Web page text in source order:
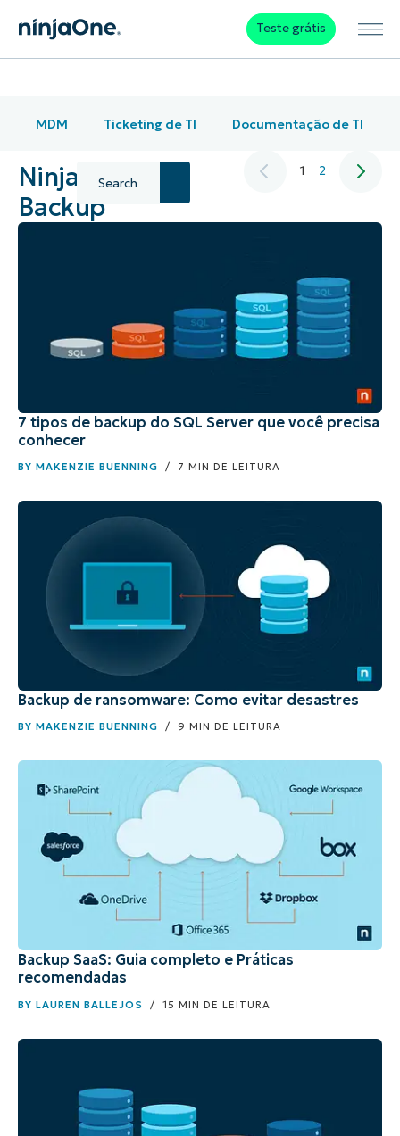
Teste grátis
MDM Ticketing de TI Documentação de TI
NinjaOne
Backup
7 tipos de backup do SQL Server que você precisa
conhecer
BY MAKENZIE BUENNING / 7 MIN DE LEITURA
Backup de ransomware: Como evitar desastres
BY MAKENZIE BUENNING / 9 MIN DE LEITURA
Backup SaaS: Guia completo e Práticas
recomendadas
BY LAUREN BALLEJOS / 15 MIN DE LEITURA
1 2